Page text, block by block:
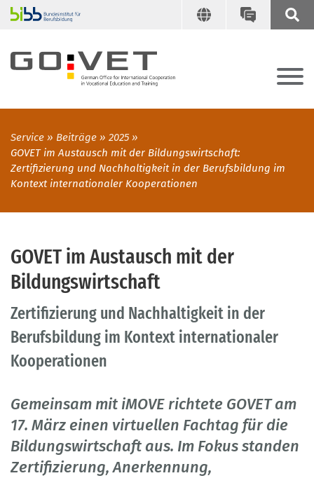
Service Beiträge
2025
GOVET im Austausch mit der Bildungswirtschaft:
Zertifizierung und Nachhaltigkeit in der Berufsbildung im
Kontext internationaler Kooperationen
GOVET im Austausch mit der
Bildungswirtschaft
Zertifizierung und Nachhaltigkeit in der
Berufsbildung im Kontext internationaler
Kooperationen
Gemeinsam mit iMOVE richtete GOVET am
17. März einen virtuellen Fachtag für die
Bildungswirtschaft aus. Im Fokus standen
Zertifizierung, Anerkennung,